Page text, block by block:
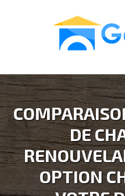
DE
OPTION